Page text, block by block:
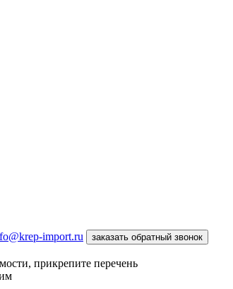
import.ru заказать обратный звонок
прикрепите перечень